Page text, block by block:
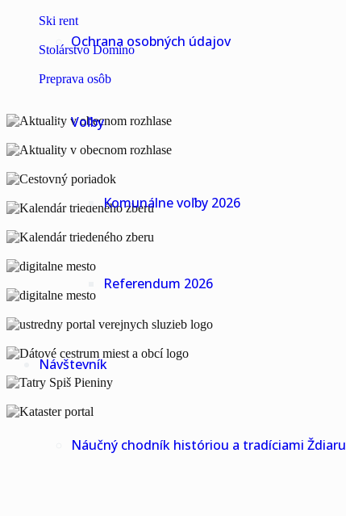
Ochrana osobných údajov
Voľby
Komunálne voľby 2026
Referendum 2026
Návštevník
Náučný chodník históriou a tradíciami Ždiaru
Ski rent
Stolárstvo Domino
Preprava osôb